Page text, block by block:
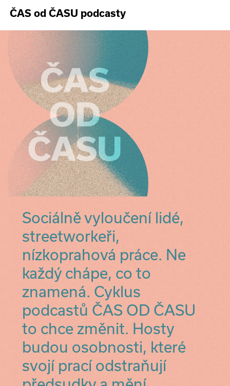
ČAS od ČASU podcasty
Sociálně vyloučení lidé,
streetworkeři,
nízkoprahová práce. Ne
každý chápe, co to
znamená. Cyklus
podcastů ČAS OD ČASU
to chce změnit. Hosty
budou osobnosti, které
svojí prací odstraňují